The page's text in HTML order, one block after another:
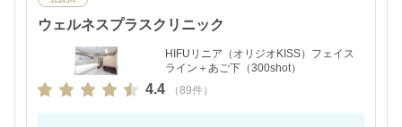
ウェルネスプラスクリニック
HIFUリニア（オリジオKISS）フェイス
ライン＋あご下（300shot）
4.4 （89件）